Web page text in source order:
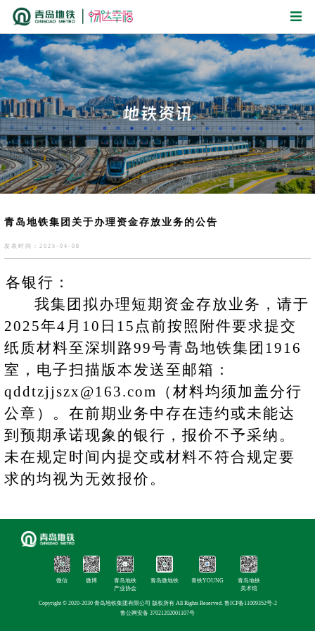
青岛地铁集团关于办理资金存放业务的公告
发表时间：2025-04-08
各银行：
我集团拟办理 短期资金存放业务，请于
2025年4 月 10 日 15 点前按照附件要求提交
纸质材料至深圳路99号青岛地铁集团19 16
室，电子扫描版本发送至邮箱：
qddtzjjszx@163.com（材料均须加盖分行
公章）。 在前期业务中存在违约或未能达
到预期承诺现象的银行 ，报价不予采纳。
未在规定时间内提交或材料不符合规定要
求的均视为无效报价。
青岛地铁集团有限公
20
25年
（联系人：杨帆
联系电话：
58625798）
微信 微博
青岛地铁
产业协会
青岛微地铁 青铁YOUNG
青岛地铁
美术馆
Copyright © 2020-2030 青岛地铁集团有限公司 版权所有 All Rights Reserved. 鲁ICP备11009352号-2
鲁公网安备 37021202001107号